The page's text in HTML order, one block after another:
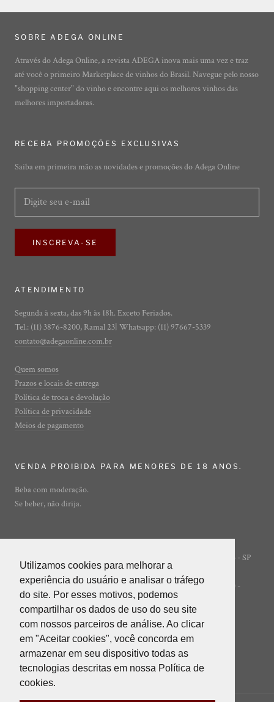
Utilizamos cookies para melhorar a
experiência do usuário e analisar o tráfego
do site. Por esses motivos, podemos
compartilhar os dados de uso do seu site
com nossos parceiros de análise. Ao clicar
em "Aceitar cookies", você concorda em
armazenar em seu dispositivo todas as
tecnologias descritas em nossa Política de
cookies.
Utilizamos cookies para melhorar a
experiência do usuário e analisar o tráfego
do site. Por esses motivos, podemos
compartilhar os dados de uso do seu site
com nossos parceiros de análise. Ao clicar
em "Aceitar cookies", você concorda em
armazenar em seu dispositivo todas as
tecnologias descritas em nossa Política de
cookies.
SOBRE ADEGA ONLINE
Através do Adega Online, a revista ADEGA inova mais uma vez e traz
até você o primeiro Marketplace de vinhos do Brasil. Navegue pelo nosso
"shopping center" do vinho e encontre aqui os melhores vinhos das
melhores importadoras.
RECEBA PROMOÇÕES EXCLUSIVAS
Saiba em primeira mão as novidades e promoções do Adega Online
INSCREVA-SE
ATENDIMENTO
Segunda à sexta, das 9h às 18h. Exceto Feriados.
Tel.: (11) 3876-8200, Ramal 23| Whatsapp: (11) 97667-5339
contato@adegaonline.com.br
Quem somos
Prazos e locais de entrega
Política de troca e devolução
Política de privacidade
Meios de pagamento
VENDA PROIBIDA PARA MENORES DE 18 ANOS.
Beba com moderação.
Se beber, não dirija.
Rua Ibirajá, 7 - Vila Guarani - São Paulo - SP
- 04310-020
POWERED BY INNER EDITORA LTDA (INNER GROUP) -
05.847.412/0001-85